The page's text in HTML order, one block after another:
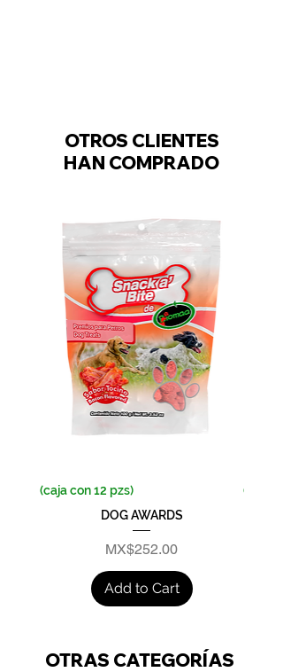
OTROS CLIENTES
HAN COMPRADO
(caja con 12 pzs)
DOG AWARDS
Price
MX$252.00
Add to Cart
(caja
OTRAS CATEGORÍAS